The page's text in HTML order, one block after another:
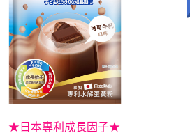
★日本專利成長因子★